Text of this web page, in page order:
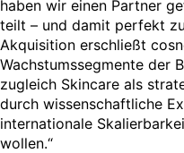
haben wir einen Partner
teilt – und damit perfekt
Akquisition erschließt
Wachstumssegmente der
zugleich Skincare als
durch wissenschaftliche
internationale
wollen.“